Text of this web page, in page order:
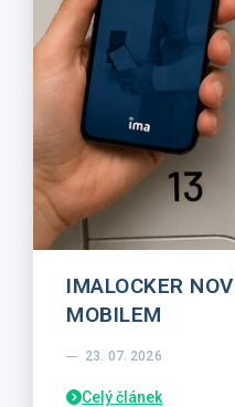
IMALOCKER
MOBILEM
23. 07. 2026
Celý článek